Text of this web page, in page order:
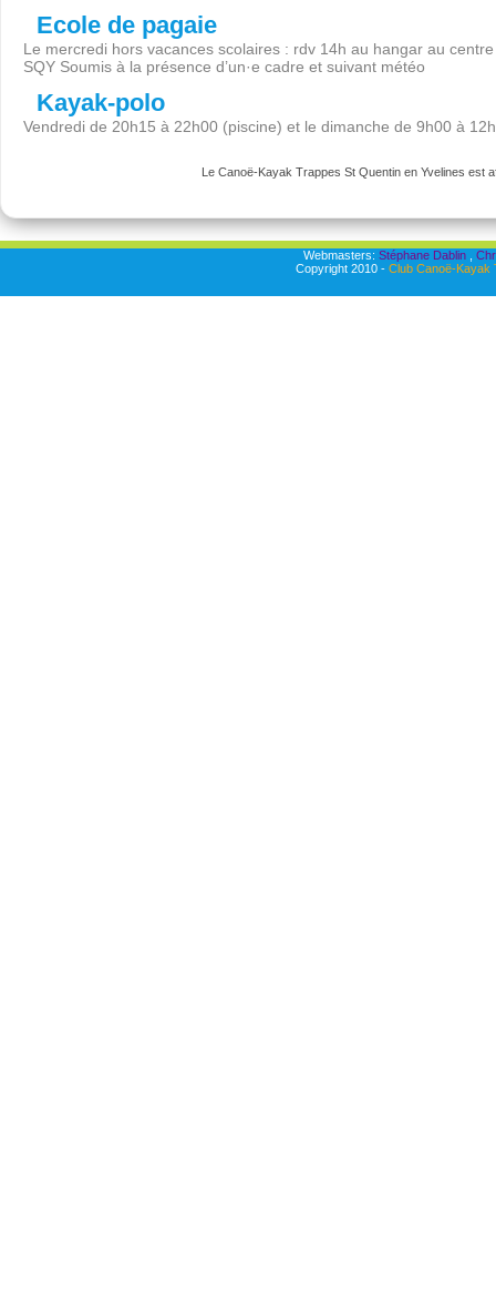
Ecole de pagaie
Le mercredi hors vacances scolaires : rdv 14h au hangar au
SQY Soumis à la présence d’un·e cadre et suivant météo
Kayak-polo
Vendredi de 20h15 à 22h00 (piscine) et le dimanche de 9h00 à
Le Canoë-Kayak Trappes St Quentin en Yvelines est
Webmasters: Stéphane Dablin,
Copyright 2010 - Club Canoë-Kayak